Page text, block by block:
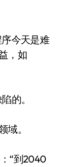
今天是难
，如
的。
。
“到2040